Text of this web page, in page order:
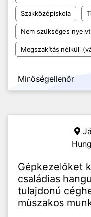
Szakközépiskola
Nem szükséges
Megszakítás nélküli
Minőségellenőr
Gépkezelőket
családias
tulajdonú
műszakos